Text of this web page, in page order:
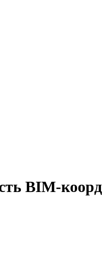
BIM-